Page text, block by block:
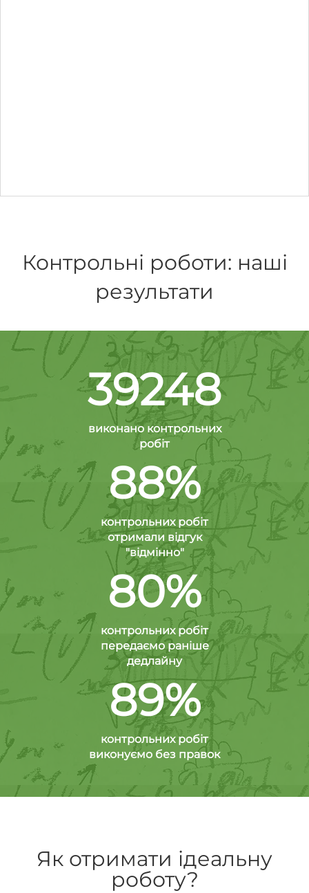
Контрольні роботи: наші
результати
39248
виконано контрольних
робіт
88%
контрольних робіт
отримали відгук
"відмінно"
80%
контрольних робіт
передаємо раніше
дедлайну
89%
контрольних робіт
виконуємо без правок
Як отримати ідеальну
роботу?